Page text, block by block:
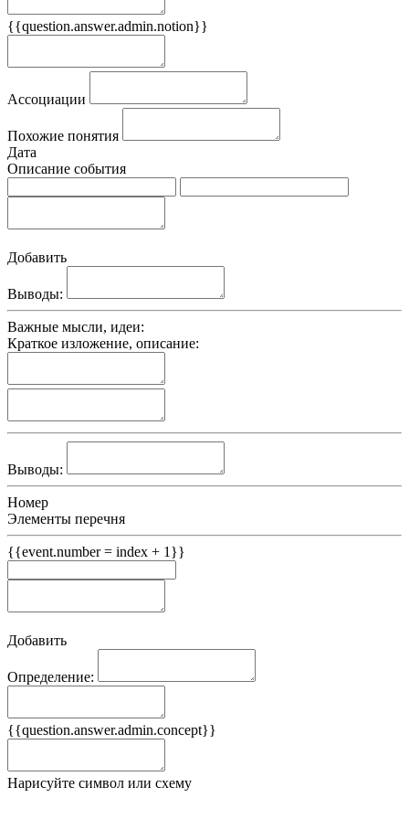
{{question.answer.admin.notion}}
Ассоциации
Похожие понятия
Дата
Описание события
Добавить
Выводы:
Важные мысли, идеи:
Краткое изложение, описание:
Выводы:
Номер
Элементы перечня
{{event.number = index + 1}}
Добавить
Определение:
{{question.answer.admin.concept}}
Нарисуйте символ или схему